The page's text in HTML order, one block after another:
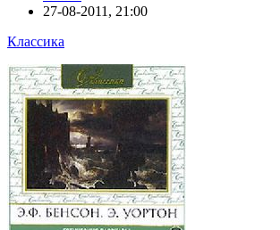
27-08-2011, 21:00
Классика